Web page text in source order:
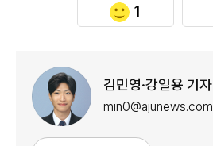
1
김민영·강일용 기자
min0@ajunews.com